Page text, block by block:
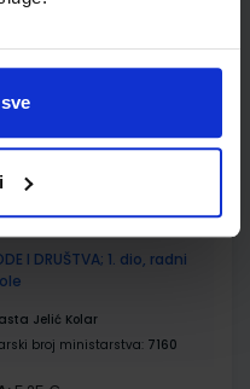
I DRUŠTVA; 1. dio, radni
Jelić Kolar
broj ministarstva: 7160